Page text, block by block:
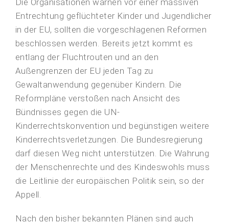
Entrechtung geflüchteter Kinder und Jugendlicher
in der EU, sollten die vorgeschlagenen Reformen
beschlossen werden. Bereits jetzt kommt es
entlang der Fluchtrouten und an den
Außengrenzen der EU jeden Tag zu
Gewaltanwendung gegenüber Kindern. Die
Reformpläne verstoßen nach Ansicht des
Bündnisses gegen die UN-
Kinderrechtskonvention und begünstigen weitere
Kinderrechtsverletzungen. Die Bundesregierung
darf diesen Weg nicht unterstützen. Die Wahrung
der Menschenrechte und des Kindeswohls muss
die Leitlinie der europäischen Politik sein, so der
Appell.
Nach den bisher bekannten Plänen sind auch